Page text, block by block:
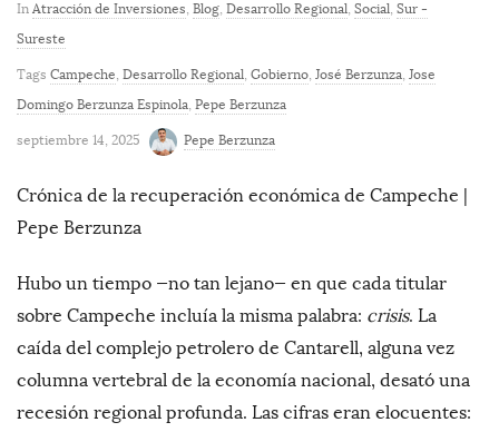
In Atracción de Inversiones, Blog, Desarrollo Regional, Social, Sur -
Sureste
Tags Campeche, Desarrollo Regional, Gobierno, José Berzunza, Jose
Domingo Berzunza Espinola, Pepe Berzunza
septiembre 14, 2025 Pepe Berzunza
Crónica de la recuperación económica de Campeche |
Pepe Berzunza
Hubo un tiempo —no tan lejano— en que cada titular
sobre Campeche incluía la misma palabra: crisis. La
caída del complejo petrolero de Cantarell, alguna vez
columna vertebral de la economía nacional, desató una
recesión regional profunda. Las cifras eran elocuentes: